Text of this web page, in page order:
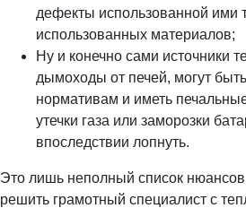
дефекты использованной ими
использованных материалов;
Ну и конечно сами источники
дымоходы от печей, могут
нормативам и иметь
утечки газа или заморозки
впоследствии лопнуть.
Это лишь неполный список
решить грамотный специалист с